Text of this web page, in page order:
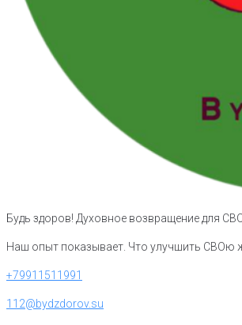
Будь здоров! Духовное возвращение для
Наш опыт показывает. Что улучшить СВОю
+79911511991
112@bydzdorov.su